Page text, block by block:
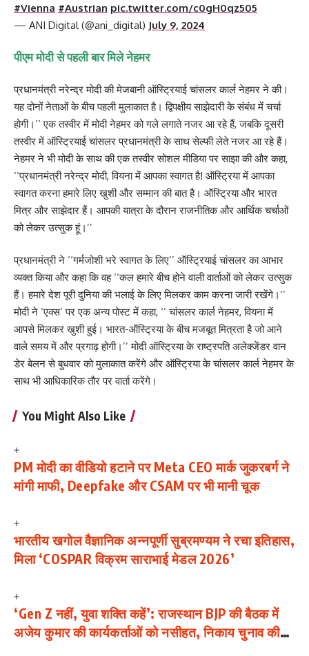
#Vienna #Austrian pic.twitter.com/c0gH0qz505
— ANI Digital (@ani_digital) July 9, 2024
पीएम मोदी से पहली बार मिले नेहमर
प्रधानमंत्री नरेन्द्र मोदी की मेजबानी ऑस्ट्रियाई चांसलर कार्ल नेहमर ने की।
यह दोनों नेताओं के बीच पहली मुलाकात है। द्विपक्षीय साझेदारी के संबंध में चर्चा
होगी।’’ एक तस्वीर में मोदी नेहमर को गले लगाते नजर आ रहे हैं, जबकि दूसरी
तस्वीर में ऑस्ट्रियाई चांसलर प्रधानमंत्री के साथ सेल्फी लेते नजर आ रहे हैं।
नेहमर ने भी मोदी के साथ की एक तस्वीर सोशल मीडिया पर साझा की और कहा,
‘‘प्रधानमंत्री नरेन्द्र मोदी, वियना में आपका स्वागत है! ऑस्ट्रिया में आपका
स्वागत करना हमारे लिए खुशी और सम्मान की बात है। ऑस्ट्रिया और भारत
मित्र और साझेदार हैं। आपकी यात्रा के दौरान राजनीतिक और आर्थिक चर्चाओं
को लेकर उत्सुक हूं।’’
प्रधानमंत्री ने ‘‘गर्मजोशी भरे स्वागत के लिए’’ ऑस्ट्रियाई चांसलर का आभार
व्यक्त किया और कहा कि वह ‘‘कल हमारे बीच होने वाली वार्ताओं को लेकर उत्सुक
हैं। हमारे देश पूरी दुनिया की भलाई के लिए मिलकर काम करना जारी रखेंगे।’’
मोदी ने ‘एक्स’ पर एक अन्य पोस्ट में कहा, ‘‘ चांसलर कार्ल नेहमर, वियना में
आपसे मिलकर खुशी हुई। भारत-ऑस्ट्रिया के बीच मजबूत मित्रता है जो आने
वाले समय में और प्रगाढ़ होगी।’’ मोदी ऑस्ट्रिया के राष्ट्रपति अलेक्जेंडर वान
डेर बेलन से बुधवार को मुलाकात करेंगे और ऑस्ट्रिया के चांसलर कार्ल नेहमर के
साथ भी आधिकारिक तौर पर वार्ता करेंगे।
You Might Also Like
PM मोदी का वीडियो हटाने पर Meta CEO मार्क जुकरबर्ग ने
मांगी माफी, Deepfake और CSAM पर भी मानी चूक
भारतीय खगोल वैज्ञानिक अन्नपूर्णी सुब्रमण्यम ने रचा इतिहास,
मिला ‘COSPAR विक्रम साराभाई मेडल 2026’
‘Gen Z नहीं, युवा शक्ति कहें’: राजस्थान BJP की बैठक में
अजेय कुमार की कार्यकर्ताओं को नसीहत, निकाय चुनाव की